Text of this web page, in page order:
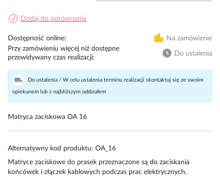
Dodaj do porównania
Dostępność online
Na zamówienie
Przy zamówieniu więcej niż dostępne
przewidywany czas realizacji
Do ustalenia
Do ustalenia / W celu ustalenia terminu realizacji skontaktuj się ze swoim
opiekunem lub z najbliższym oddziałem
Matryca zaciskowa OA 16
Alternatywny kod produktu: OA_16
Matryce zaciskowe do prasek przeznaczone są do zaciskania
końcówek i złączek kablowych podczas prac elektrycznych,